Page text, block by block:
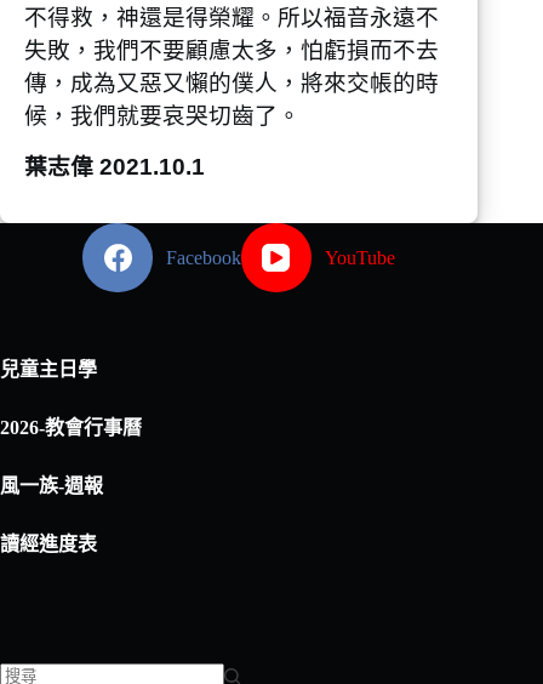
不得救，神還是得榮耀。所以福音永遠不
失敗，我們不要顧慮太多，怕虧損而不去
傳，成為又惡又懶的僕人，將來交帳的時
候，我們就要哀哭切齒了。
葉志偉 2021.10.1
Facebook YouTube
兒童主日學
2026-教會行事曆
風一族-週報
讀經進度表